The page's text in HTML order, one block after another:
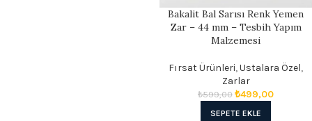
Bakalit Bal Sarısı Renk Yemen
Zar – 44 mm – Tesbih Yapım
Malzemesi
Fırsat Ürünleri,Ustalara Özel,
Zarlar
₺599,00 ₺499,00
SEPETE EKLE